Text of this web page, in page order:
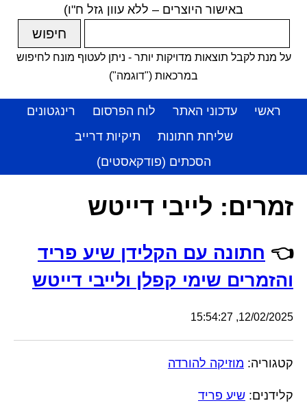
באישור היוצרים – ללא עוון גזל ח"ו)
על מנת לקבל תוצאות מדויקות יותר - ניתן לעטוף מונח לחיפוש
במרכאות ("דוגמה")
ראשי עדכוני האתר לוח הפרסום
רינגטונים
שליחת חתונות
תיקיות דרייב
הסכתים (פודקאסטים)
זמרים: לייבי דייטש
👈 חתונה עם הקלידן שיע פריד
והזמרים שימי קפלן ולייבי דייטש
12/02/2025, 15:54:27
קטגוריה: מוזיקה להורדה
קלידנים: שיע פריד